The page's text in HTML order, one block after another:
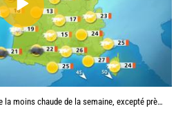
chaude de la semaine, excepté près de la Méditerranée